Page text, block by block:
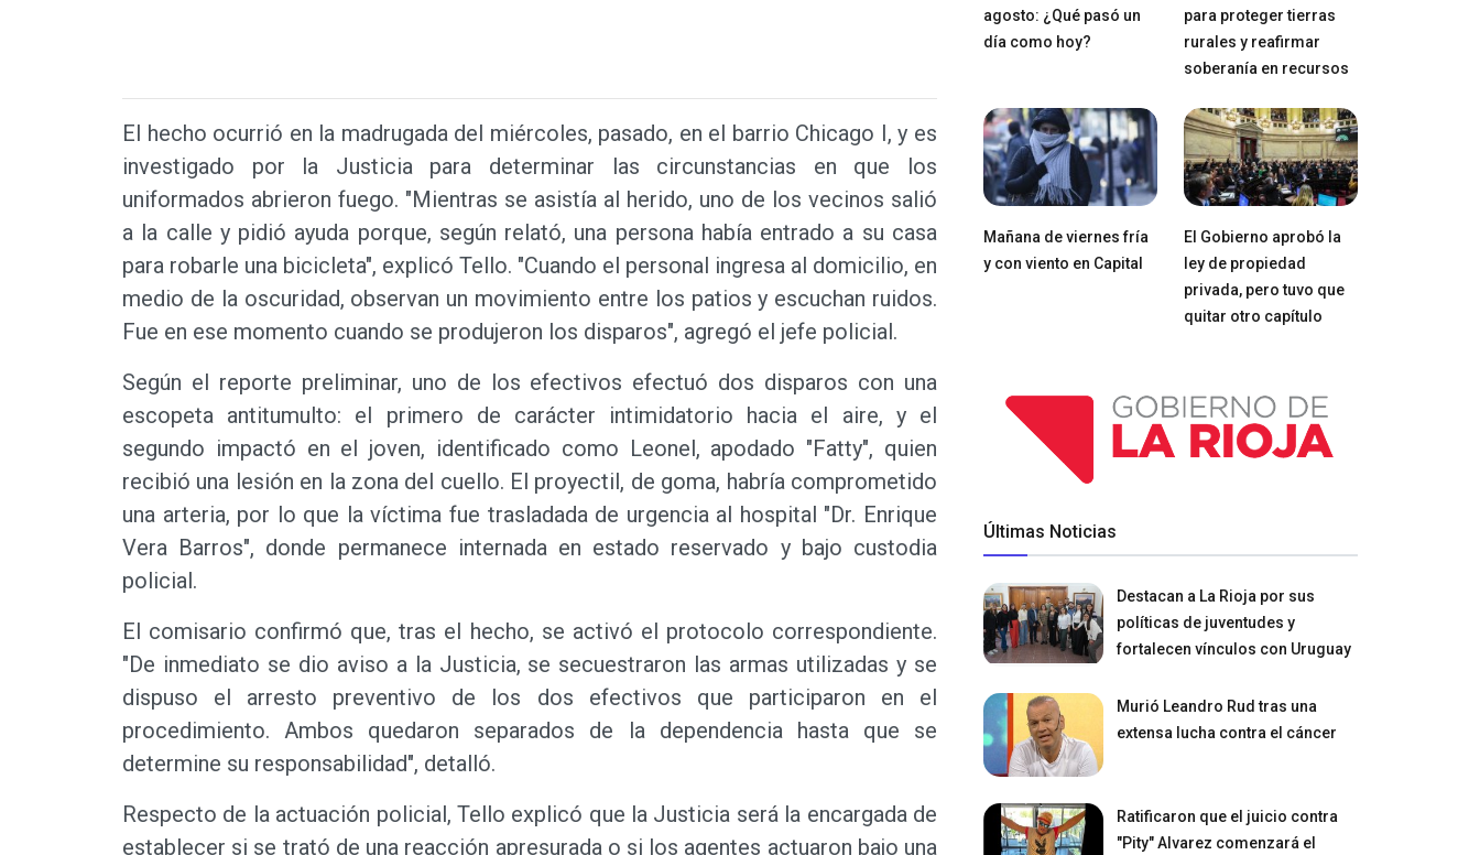
El hecho ocurrió en la madrugada del miércoles, pasado, en el barrio Chicago I, y es
investigado por la Justicia para determinar las circunstancias en que los
uniformados abrieron fuego. "Mientras se asistía al herido, uno de los vecinos salió
a la calle y pidió ayuda porque, según relató, una persona había entrado a su casa
para robarle una bicicleta", explicó Tello. "Cuando el personal ingresa al domicilio, en
medio de la oscuridad, observan un movimiento entre los patios y escuchan ruidos.
Fue en ese momento cuando se produjeron los disparos", agregó el jefe policial.
Según el reporte preliminar, uno de los efectivos efectuó dos disparos con una
escopeta antitumulto: el primero de carácter intimidatorio hacia el aire, y el
segundo impactó en el joven, identificado como Leonel, apodado "Fatty", quien
recibió una lesión en la zona del cuello. El proyectil, de goma, habría comprometido
una arteria, por lo que la víctima fue trasladada de urgencia al hospital "Dr. Enrique
Vera Barros", donde permanece internada en estado reservado y bajo custodia
policial.
El comisario confirmó que, tras el hecho, se activó el protocolo correspondiente.
"De inmediato se dio aviso a la Justicia, se secuestraron las armas utilizadas y se
dispuso el arresto preventivo de los dos efectivos que participaron en el
procedimiento. Ambos quedaron separados de la dependencia hasta que se
determine su responsabilidad", detalló.
Respecto de la actuación policial, Tello explicó que la Justicia será la encargada de
establecer si se trató de una reacción apresurada o si los agentes actuaron bajo una
agosto: ¿Qué pasó un
día como hoy?
para proteger tierras
rurales y reafirmar
soberanía en recursos
Mañana de viernes fría
y con viento en Capital
El Gobierno aprobó la
ley de propiedad
privada, pero tuvo que
quitar otro capítulo
Últimas Noticias
Destacan a La Rioja por sus
políticas de juventudes y
fortalecen vínculos con Uruguay
Murió Leandro Rud tras una
extensa lucha contra el cáncer
Ratificaron que el juicio contra
"Pity" Alvarez comenzará el